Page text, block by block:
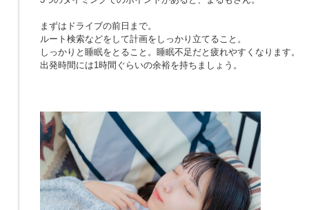
まずはドライブの前日まで。
ルート検索などをして計画をしっかり立てること。
しっかりと睡眠をとること。睡眠不足だと疲れやすくなります。
出発時間には1時間ぐらいの余裕を持ちましょう。